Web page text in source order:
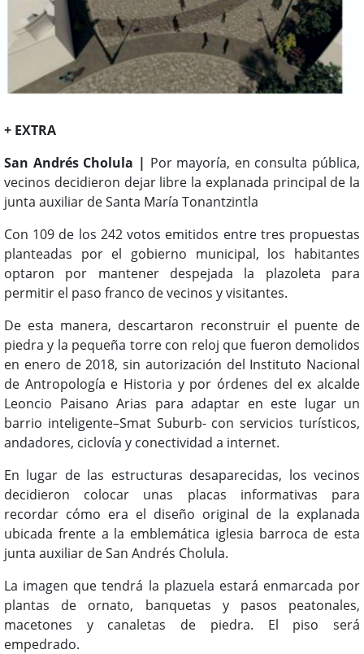
+ EXTRA
San Andrés Cholula | Por mayoría, en consulta pública,
vecinos decidieron dejar libre la explanada principal de la
junta auxiliar de Santa María Tonantzintla
Con 109 de los 242 votos emitidos entre tres propuestas
planteadas por el gobierno municipal, los habitantes
optaron por mantener despejada la plazoleta para
permitir el paso franco de vecinos y visitantes.
De esta manera, descartaron reconstruir el puente de
piedra y la pequeña torre con reloj que fueron demolidos
en enero de 2018, sin autorización del Instituto Nacional
de Antropología e Historia y por órdenes del ex alcalde
Leoncio Paisano Arias para adaptar en este lugar un
barrio inteligente–Smat Suburb- con servicios turísticos,
andadores, ciclovía y conectividad a internet.
En lugar de las estructuras desaparecidas, los vecinos
decidieron colocar unas placas informativas para
recordar cómo era el diseño original de la explanada
ubicada frente a la emblemática iglesia barroca de esta
junta auxiliar de San Andrés Cholula.
La imagen que tendrá la plazuela estará enmarcada por
plantas de ornato, banquetas y pasos peatonales,
macetones y canaletas de piedra. El piso será
empedrado.